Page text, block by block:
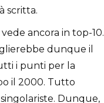
scritta.
ancora in top-10.
dunque il
i punti per la
il 2000. Tutto
Dunque,